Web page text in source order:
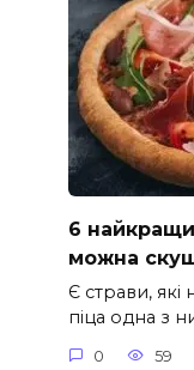
6
можна
Є страви, які
піца одна з
0 59